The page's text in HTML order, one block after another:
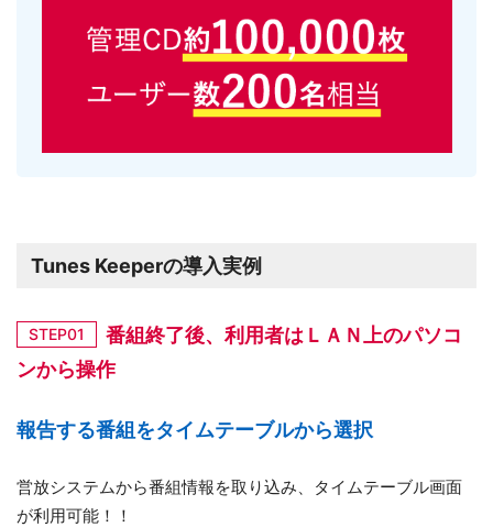
Tunes Keeperの導入実例
STEP01
番組終了後、利用者はＬＡＮ上のパソコ
ンから操作
報告する番組をタイムテーブルから選択
営放システムから番組情報を取り込み、タイムテーブル画面
が利用可能！！